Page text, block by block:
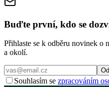
Buďte první, kdo se
Přihlaste se k odběru novinek o
a okolí.
Souhlasím se zpracováním